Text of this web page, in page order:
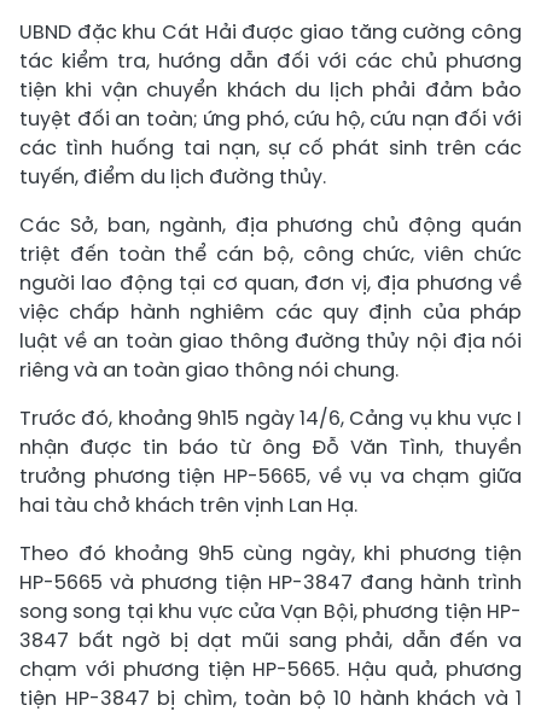
UBND đặc khu Cát Hải được giao tăng cường công
tác kiểm tra, hướng dẫn đối với các chủ phương
tiện khi vận chuyển khách du lịch phải đảm bảo
tuyệt đối an toàn; ứng phó, cứu hộ, cứu nạn đối với
các tình huống tai nạn, sự cố phát sinh trên các
tuyến, điểm du lịch đường thủy.
Các Sở, ban, ngành, địa phương chủ động quán
triệt đến toàn thể cán bộ, công chức, viên chức
người lao động tại cơ quan, đơn vị, địa phương về
việc chấp hành nghiêm các quy định của pháp
luật về an toàn giao thông đường thủy nội địa nói
riêng và an toàn giao thông nói chung.
Trước đó, khoảng 9h15 ngày 14/6, Cảng vụ khu vực I
nhận được tin báo từ ông Đỗ Văn Tình, thuyền
trưởng phương tiện HP-5665, về vụ va chạm giữa
hai tàu chở khách trên vịnh Lan Hạ.
Theo đó khoảng 9h5 cùng ngày, khi phương tiện
HP-5665 và phương tiện HP-3847 đang hành trình
song song tại khu vực cửa Vạn Bội, phương tiện HP-
3847 bất ngờ bị dạt mũi sang phải, dẫn đến va
chạm với phương tiện HP-5665. Hậu quả, phương
tiện HP-3847 bị chìm, toàn bộ 10 hành khách và 1